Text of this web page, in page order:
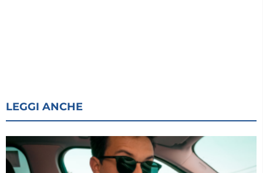
LEGGI ANCHE